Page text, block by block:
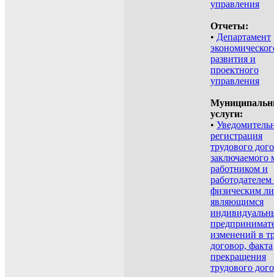
управления
Отчеты:
• Департамент
развития и
проектного
управления
услуги:
•
регистрация
трудового
заключаемого
работником и
работодателем
физическим
являющимся
изменений в
договор, факта
прекращения
трудового